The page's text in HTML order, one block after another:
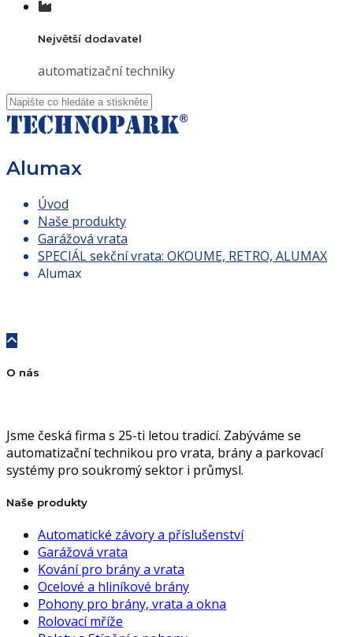
Největší dodavatel
automatizační techniky
Alumax
Úvod
Naše produkty
Garážová vrata
SPECIÁL sekční vrata: OKOUME, RETRO, ALUMAX
Alumax
O nás
Jsme česká firma s 25-ti letou tradicí. Zabýváme se
automatizační technikou pro vrata, brány a parkovací
systémy pro soukromý sektor i průmysl.
Naše produkty
Automatické závory a příslušenství
Garážová vrata
Kování pro brány a vrata
Ocelové a hliníkové brány
Pohony pro brány, vrata a okna
Rolovací mříže